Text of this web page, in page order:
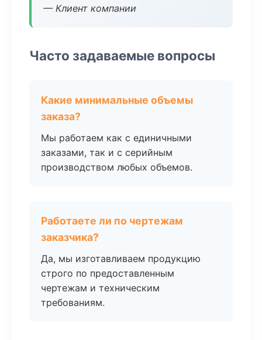
— Клиент компании
Часто задаваемые вопросы
Какие минимальные объемы
заказа?
Мы работаем как с единичными
заказами, так и с серийным
производством любых объемов.
Работаете ли по чертежам
заказчика?
Да, мы изготавливаем продукцию
строго по предоставленным
чертежам и техническим
требованиям.